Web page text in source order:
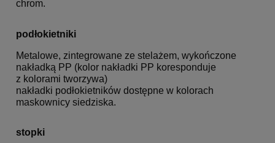
chrom.
podłokietniki
Metalowe, zintegrowane ze stelażem, wykończone
nakładką PP (kolor nakładki PP koresponduje
z kolorami tworzywa)
nakładki podłokietników dostępne w kolorach
maskownicy siedziska.
stopki